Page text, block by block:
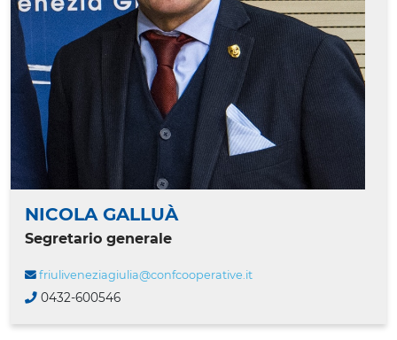
NICOLA GALLUÀ
Segretario generale
friuliveneziagiulia@confcooperative.it
0432-600546